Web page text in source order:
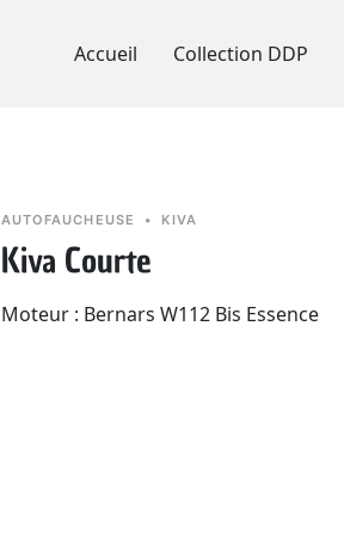
Accueil Collection DDP
AUTOFAUCHEUSE • KIVA
Kiva Courte
Moteur : Bernars W112 Bis Essence